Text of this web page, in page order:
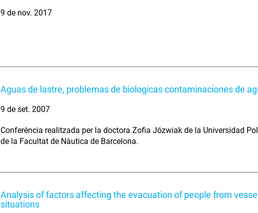
9 de nov. 2017
Aguas de lastre, problemas de biologicas contaminaciones de
9 de set. 2007
Conferència realitzada per la doctora Zofia Józwiak de la Universidad
de la Facultat de Nàutica de Barcelona.
Analysis of factors affecting the evacuation of people from
situations